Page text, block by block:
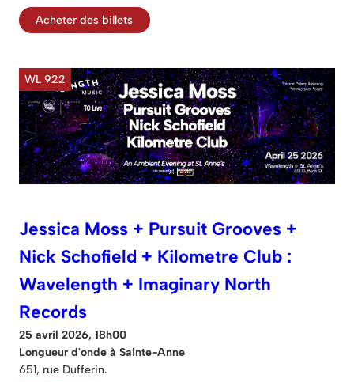
Acheter des billets
WL 922
Jessica Moss + Pursuit Grooves +
Nick Schofield + Kilometre Club :
Wavelength + Imaginary North
Records
25 avril 2026, 18h00
Longueur d'onde à Sainte-Anne
651, rue Dufferin.